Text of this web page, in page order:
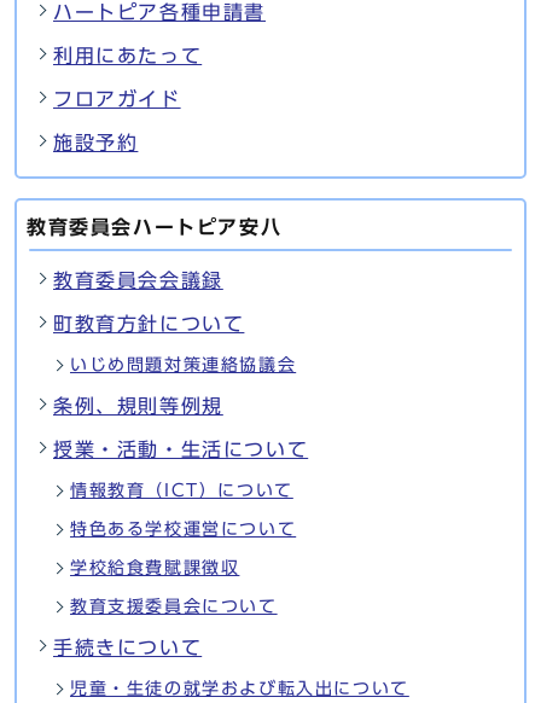
ハートピア各種申請書
利用にあたって
フロアガイド
施設予約
教育委員会ハートピア安八
教育委員会会議録
町教育方針について
いじめ問題対策連絡協議会
条例、規則等例規
授業・活動・生活について
情報教育（ICT）について
特色ある学校運営について
学校給食費賦課徴収
教育支援委員会について
手続きについて
児童・生徒の就学および転入出について